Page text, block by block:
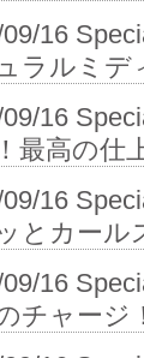
16
ラルミデ
16
最高の仕
16
とカール
16
チャージ！